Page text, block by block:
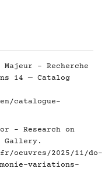
- Recherche
14 — Catalog
catalogue-
- Research on
Gallery.
oeuvres/2025/11/do-
variations-